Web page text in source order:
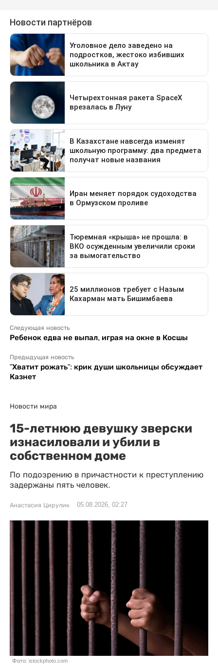
Следующая новость
Ребенок едва не выпал, играя на окне в Косшы
Предыдущая новость
"Хватит рожать": крик души школьницы обсуждает
Казнет
Новости мира
15-летнюю девушку зверски
изнасиловали и убили в
собственном доме
По подозрению в причастности к преступлению
задержаны пять человек.
Анастасия Цирулик 05.08.2026, 02:27
Фото: istockphoto.com